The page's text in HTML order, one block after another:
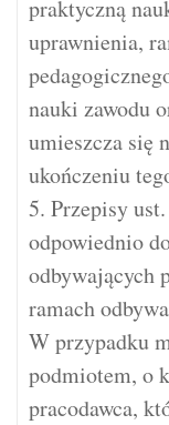
praktyczną
uprawnienia,
nauki zawodu
umieszcza się
ukończeniu
5. Przepisy
odpowiednio
odbywających
ramach
W przypadku
podmiotem, o
pracodawca,